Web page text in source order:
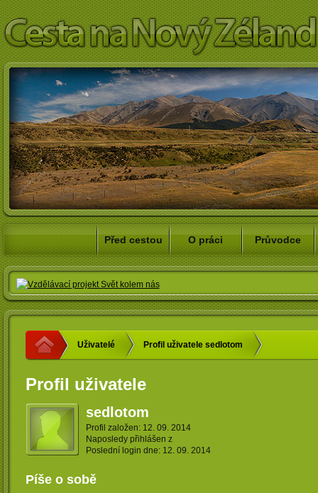
Před cestou O práci Průvodce
Uživatelé Profil uživatele sedlotom
Profil uživatele
sedlotom
Profil založen: 12. 09. 2014
Naposledy přihlášen z
Poslední login dne: 12. 09. 2014
Píše o sobě